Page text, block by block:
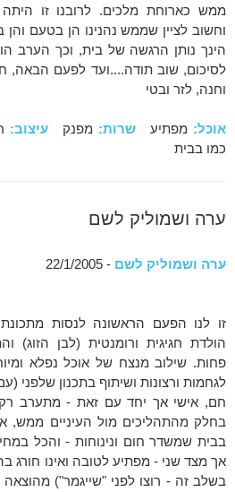
ממש כארוחת מלכים. לרובנו זו
וחשוב לציין שממש נהנינו הן בטעם
הינך נותן הרגשה של בית, וכך הערב
לסיכום, שוב תודה....ועד לפעם הבאה,
וחנה, לזר ובטי
אוכל: מפתיעשרות: מפנקעיצוב:
כמו בבית
ערה ושמוליק לשם
ערה ושמוליק לשם - 22/1/2005
זו לנו הפעם הראשונה לנסות
הולדת חגיגית ורומנטית (לבן הזוג)
פחות. שילוב מנצח של אוכל נפלא
לגחמות ורצונות ושיתוף בתכנון שלפני
חם, אישי אך יחד עם זאת - מתערב רק
בחלק מהתהליכים מול העיניים ממש,
בבית שמשדר חום ונינוחות - והכל
אך מצד שני - מפתיע לטובה ואינו חורג
בשלב זה - רוצו לפני "שייגמר")